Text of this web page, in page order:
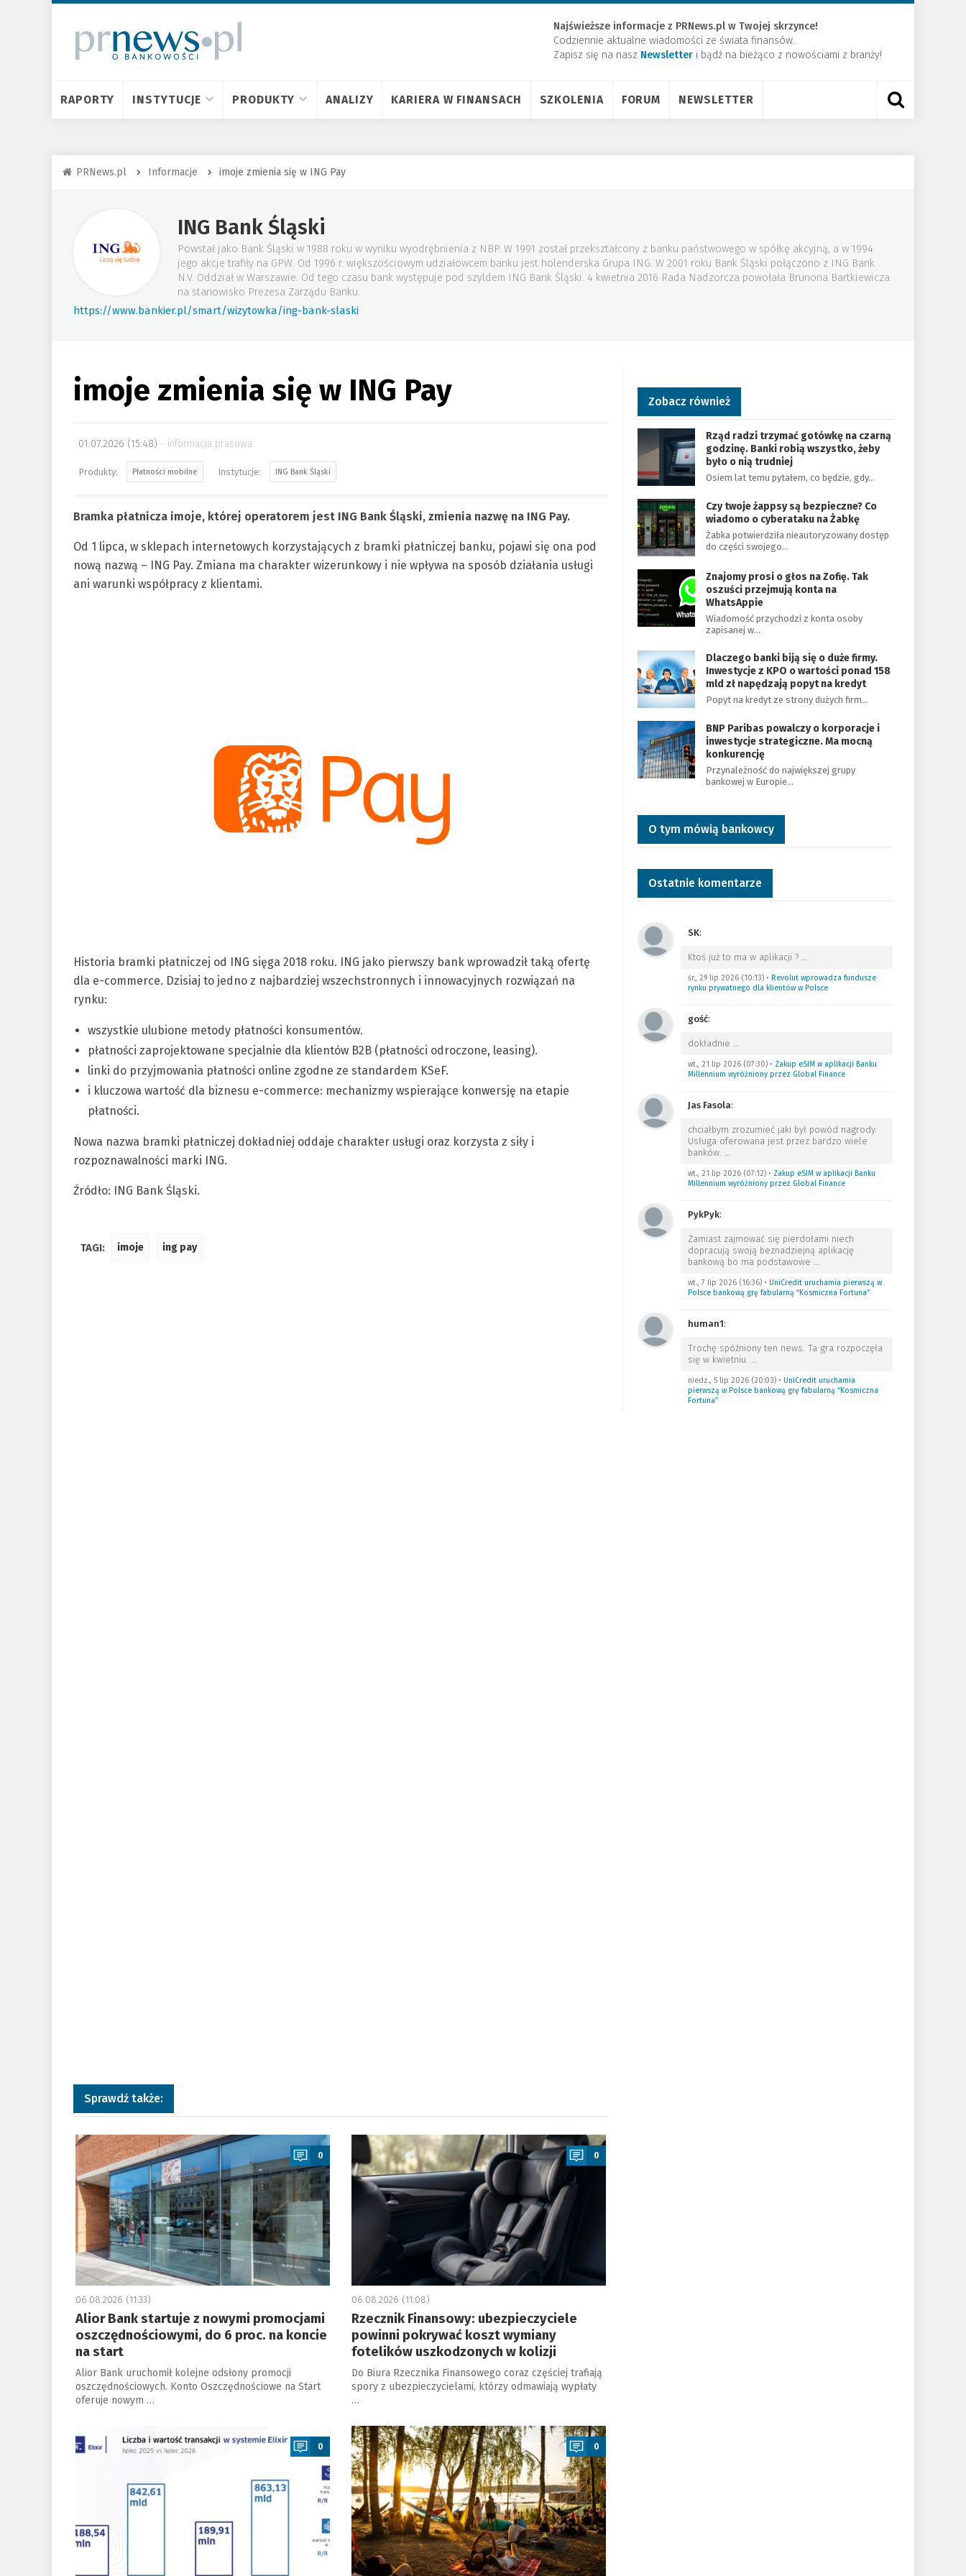
Najświeższe informacje z PRNews.pl w Twojej skrzynce!
Codziennie aktualne wiadomości ze świata finansów.
Zapisz się na nasz Newsletter ​i bądź na bieżąco z nowościami z branży!
RAPORTY INSTYTUCJE PRODUKTY ANALIZY KARIERA W FINANSACH SZKOLENIA FORUM NEWSLETTER
PRNews.pl Informacje imoje zmienia się w ING Pay
ING Bank Śląski
Powstał jako Bank Śląski w 1988 roku w wyniku wyodrębnienia z NBP. W 1991 został przekształcony z banku państwowego w spółkę akcyjną, a w 1994
jego akcje trafiły na GPW. Od 1996 r. większościowym udziałowcem banku jest holenderska Grupa ING. W 2001 roku Bank Śląski połączono z ING Bank
N.V. Oddział w Warszawie. Od tego czasu bank występuje pod szyldem ING Bank Śląski. 4 kwietnia 2016 Rada Nadzorcza powołała Brunona Bartkiewicza
na stanowisko Prezesa Zarządu Banku.
https://www.bankier.pl/smart/wizytowka/ing-bank-slaski
imoje zmienia się w ING Pay
01.07.2026 (15:48) informacja prasowa
Płatności mobilne ING Bank Śląski
Bramka płatnicza imoje, której operatorem jest ING Bank Śląski, zmienia nazwę na ING Pay.
Od 1 lipca, w sklepach internetowych korzystających z bramki płatniczej banku, pojawi się ona pod
nową nazwą – ING Pay. Zmiana ma charakter wizerunkowy i nie wpływa na sposób działania usługi
ani warunki współpracy z klientami.
Historia bramki płatniczej od ING sięga 2018 roku. ING jako pierwszy bank wprowadził taką ofertę
dla e-commerce. Dzisiaj to jedno z najbardziej wszechstronnych i innowacyjnych rozwiązań na
rynku:
wszystkie ulubione metody płatności konsumentów.
płatności zaprojektowane specjalnie dla klientów B2B (płatności odroczone, leasing).
linki do przyjmowania płatności online zgodne ze standardem KSeF.
i kluczowa wartość dla biznesu e-commerce: mechanizmy wspierające konwersję na etapie
płatności.
Nowa nazwa bramki płatniczej dokładniej oddaje charakter usługi oraz korzysta z siły i
rozpoznawalności marki ING.
Źródło: ING Bank Śląski.
TAGI: imoje ing pay
Sprawdź także:
a
0
06.08.2026 (11:33)
Alior Bank startuje z nowymi promocjami
oszczędnościowymi, do 6 proc. na koncie
na start
Alior Bank uruchomił kolejne odsłony promocji
oszczędnościowych. Konto Oszczędnościowe na Start
oferuje nowym …
a
0
06.08.2026 (11:08)
Rzecznik Finansowy: ubezpieczyciele
powinni pokrywać koszt wymiany
fotelików uszkodzonych w kolizji
Do Biura Rzecznika Finansowego coraz częściej trafiają
spory z ubezpieczycielami, którzy odmawiają wypłaty
…
0
a
0
Zobacz również
Rząd radzi trzymać gotówkę na czarną
godzinę. Banki robią wszystko, żeby
było o nią trudniej
Osiem lat temu pytałem, co będzie, gdy…
Czy twoje żappsy są bezpieczne? Co
wiadomo o cyberataku na Żabkę
Żabka potwierdziła nieautoryzowany dostęp
do części swojego…
Znajomy prosi o głos na Zofię. Tak
oszuści przejmują konta na
WhatsAppie
Wiadomość przychodzi z konta osoby
zapisanej w…
Dlaczego banki biją się o duże firmy.
Inwestycje z KPO o wartości ponad 158
mld zł napędzają popyt na kredyt
Popyt na kredyt ze strony dużych firm…
BNP Paribas powalczy o korporacje i
inwestycje strategiczne. Ma mocną
konkurencję
Przynależność do największej grupy
bankowej w Europie…
O tym mówią bankowcy
Ostatnie komentarze
SK:
Ktoś już to ma w aplikacji ? …
śr., 29 lip 2026 (10:13)• Revolut wprowadza fundusze
rynku prywatnego dla klientów w Polsce
gość:
dokładnie …
wt., 21 lip 2026 (07:30)• Zakup eSIM w aplikacji Banku
Millennium wyróżniony przez Global Finance
Jas Fasola:
chciałbym zrozumieć jaki był powód nagrody.
Usługa oferowana jest przez bardzo wiele
banków. …
wt., 21 lip 2026 (07:12)• Zakup eSIM w aplikacji Banku
Millennium wyróżniony przez Global Finance
PykPyk:
Zamiast zajmować się pierdołami niech
dopracują swoją beznadziejną aplikację
bankową bo ma podstawowe …
wt., 7 lip 2026 (16:36)• UniCredit uruchamia pierwszą w
Polsce bankową grę fabularną “Kosmiczna Fortuna”
human1:
Trochę spóźniony ten news. Ta gra rozpoczęła
się w kwietniu. …
niedz., 5 lip 2026 (20:03)• UniCredit uruchamia
pierwszą w Polsce bankową grę fabularną “Kosmiczna
Fortuna”